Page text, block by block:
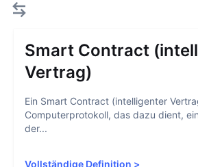
Smart Contract
Vertrag)
Ein Smart Contract (intelligenter
Computerprotokoll, das dazu dient,
der...
Vollständige Definition >